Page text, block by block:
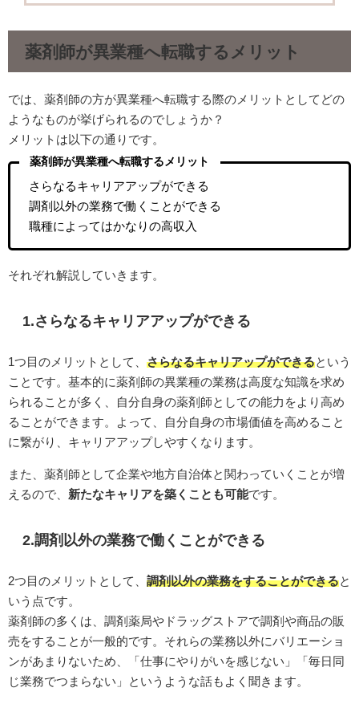
薬剤師が異業種へ転職するメリット
では、薬剤師の方が異業種へ転職する際のメリットとしてどの
ようなものが挙げられるのでしょうか？
メリットは以下の通りです。
薬剤師が異業種へ転職するメリット
さらなるキャリアアップができる
調剤以外の業務で働くことができる
職種によってはかなりの高収入
それぞれ解説していきます。
1.さらなるキャリアアップができる
1つ目のメリットとして、 さらなるキャリアップができる という
ことです。基本的に薬剤師の異業種の業務は高度な知識を求め
られることが多く、自分自身の薬剤師としての能力をより高め
ることができます。よって、自分自身の市場価値を高めること
に繋がり、キャリアアップしやすくなります。
また、薬剤師として企業や地方自治体と関わっていくことが増
えるので、 新たなキャリアを築くことも可能です。
2.調剤以外の業務で働くことができる
2つ目のメリットとして、 調剤以外の業務をすることができる と
いう点です。
薬剤師の多くは、調剤薬局やドラッグストアで調剤や商品の販
売をすることが一般的です。それらの業務以外にバリエーショ
ンがあまりないため、「仕事にやりがいを感じない」「毎日同
じ業務でつまらない」というような話もよく聞きます。